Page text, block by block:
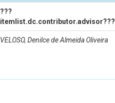
???
itemlist.dc.contributor.advisor???
VELOSO, Denilce de Almeida Oliveira